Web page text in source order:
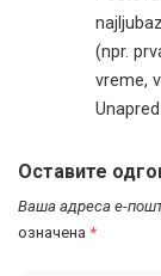
(npr.
vreme,
Оставите
Ваша адреса е-
означена *